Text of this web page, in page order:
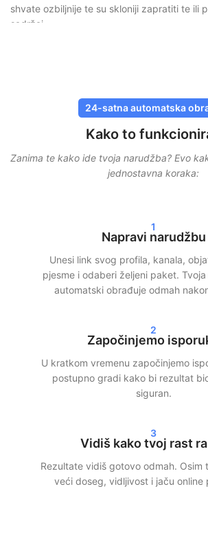
shvate ozbiljnije te su skloniji zapratiti te ili
sadržaj.
ne moraš dijeliti svoju lozinku, a sve
putem sigurnih i provjerenih metoda. Naše
da izgledaju što prirodnije, kako bi tvoj
Osim toga, radimo s postupnom
pratitelji, lajkovi ili pregledi ne dolaze
Brza isporuka i stvarni
Nakon tvoje narudžbe često započinjemo
sata. Ovisno o odabranom paketu, unutar
osiguravamo brzu i učinkovitu isporuku.
Naši klijenti biraju SocialKings jer
obećamo:stvarni rast, transparentna
društvenim mrežama
Više pratitelja i interakcije ne samo da
profila, već donose i veći doseg. Platforme
24-satna automatska
Kako to
Zanima te kako ide tvoja narudžba? Evo
jednostavna koraka:
1
Napravi narudžbu
Unesi link svog profila, kanala,
pjesme i odaberi željeni paket.
automatski obrađuje odmah
2
Započinjemo
U kratkom vremenu započinjemo
postupno gradi kako bi rezultat
siguran.
3
Vidiš kako tvoj rast
Rezultate vidiš gotovo odmah. Osim
veći doseg, vidljivost i jaču online